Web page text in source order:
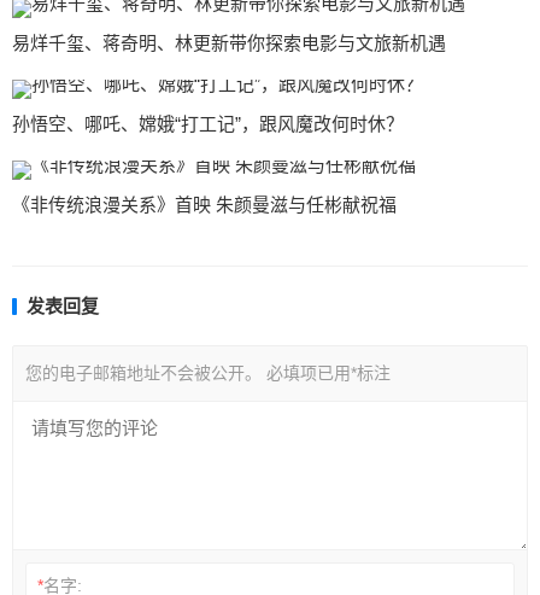
易烊千玺、蒋奇明、林更新带你探索电影与文旅新机遇
孙悟空、哪吒、嫦娥“打工记”，跟风魔改何时休？
《非传统浪漫关系》首映 朱颜曼滋与任彬献祝福
发表回复
您的电子邮箱地址不会被公开。 必填项已用*标注
*名字: